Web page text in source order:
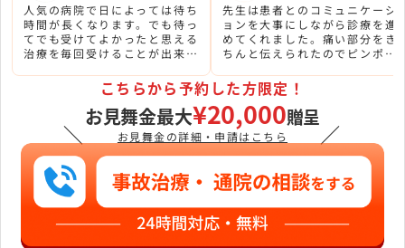
人気の病院で日によっては待ち
時間が長くなります。でも待っ
てでも受けてよかったと思える
治療を毎回受けることが出来て
先生は患者とのコミュニケーシ
ョンを大事にしながら診療を進
めてくれました。痛い部分をき
ちんと伝えられたのでピンポイ
＼
こちらから予約した方限定！
お見舞金最大¥20,000贈呈
お見舞金の詳細・申請はこちら ／